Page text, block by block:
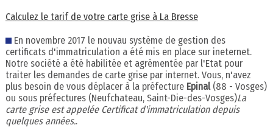
Calculez le tarif de votre carte grise à La Bresse
En novembre 2017 le nouvau système de gestion des
certificats d'immatriculation a été mis en place sur ineternet.
Notre société a été habilitée et agrémentée par l'Etat pour
traiter les demandes de carte grise par internet. Vous, n'avez
plus besoin de vous déplacer à la préfecture Epinal(88 - Vosges)
ou sous préfectures (Neufchateau, Saint-Die-des-Vosges)La
carte grise est appelée Certificat d'immatriculation depuis
quelques années..